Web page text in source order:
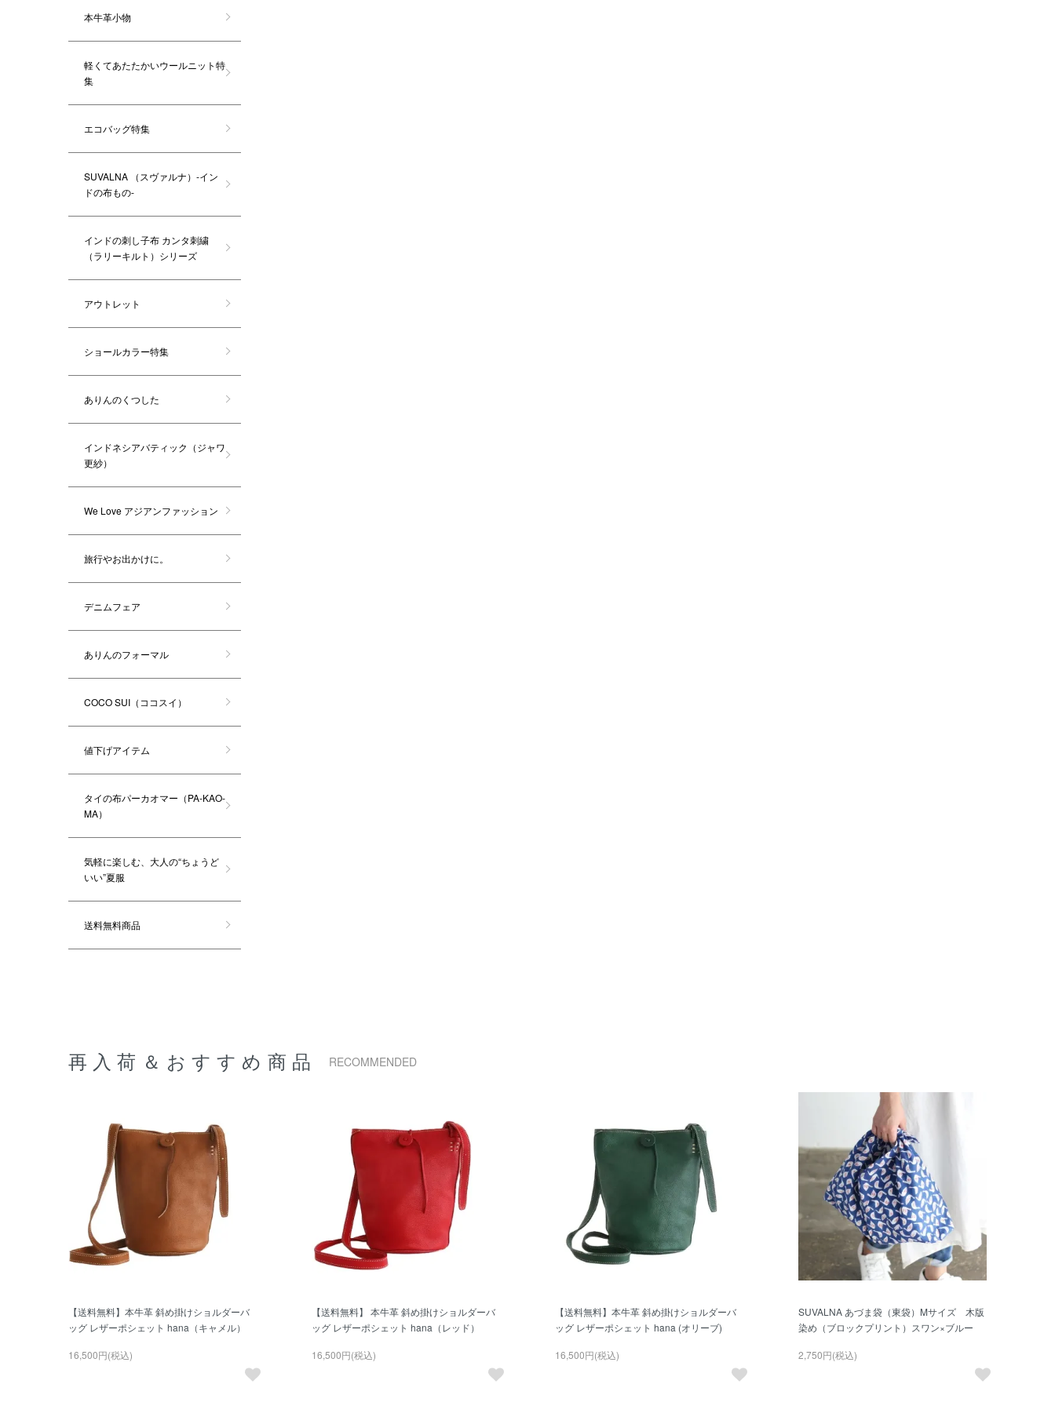
本牛革小物
軽くてあたたかいウールニット特
集
エコバッグ特集
SUVALNA （スヴァルナ）-イン
ドの布もの-
インドの刺し子布 カンタ刺繍
（ラリーキルト）シリーズ
アウトレット
ショールカラー特集
ありんのくつした
インドネシアバティック（ジャワ
更紗）
We Love アジアンファッション
旅行やお出かけに。
デニムフェア
ありんのフォーマル
COCO SUI（ココスイ）
値下げアイテム
タイの布パーカオマー（PA-KAO-
MA）
気軽に楽しむ、大人の“ちょうど
いい”夏服
送料無料商品
再入荷＆おすすめ商品 RECOMMENDED
【送料無料】本牛革 斜め掛けショルダーバ
ッグ レザーポシェット hana（キャメル）
16,500円(税込)
【送料無料】 本牛革 斜め掛けショルダーバ
ッグ レザーポシェット hana（レッド）
16,500円(税込)
【送料無料】本牛革 斜め掛けショルダーバ
ッグ レザーポシェット hana (オリーブ)
16,500円(税込)
SUVALNA あづま袋（東袋）Mサイズ 木版
染め（ブロックプリント）スワン×ブルー
2,750円(税込)